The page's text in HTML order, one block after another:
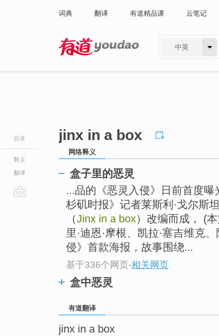
词典 翻译 有道精品课 云笔记
中英
目录
释义
翻译
jinx in a box
网络释义
盒子里的恶灵
...品的《恶灵入侵》日前首度
杉矶时报》记者莱斯利·戈尔斯
（Jinx in a box）改编而成， (
里·迪恩·摩根、凯拉·塞吉维克
侵》首款海报，故事围绕...
基于336个网页-相关网页
盒中恶灵
有道翻译
jinx in a box